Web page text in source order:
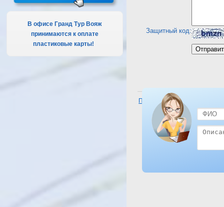
В офисе Гранд Тур Вояж
принимаются к оплате
пластиковые карты!
Защитный код:
Посмотреть отель The Three